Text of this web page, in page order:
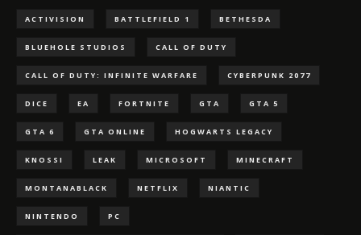
ACTIVISION BATTLEFIELD 1 BETHESDA
BLUEHOLE STUDIOS CALL OF DUTY
CALL OF DUTY: INFINITE WARFARE CYBERPUNK 2077
DICE EA FORTNITE GTA GTA 5
GTA 6 GTA ONLINE HOGWARTS LEGACY
KNOSSI LEAK MICROSOFT MINECRAFT
MONTANABLACK NETFLIX NIANTIC
NINTENDO PC